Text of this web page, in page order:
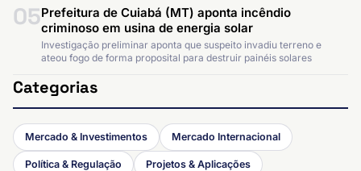
05Prefeitura de Cuiabá (MT) aponta incêndio
criminoso em usina de energia solar
Investigação preliminar aponta que suspeito invadiu terreno e
ateou fogo de forma proposital para destruir painéis solares
Categorias
Mercado & Investimentos Mercado Internacional
Política & Regulação Projetos & Aplicações